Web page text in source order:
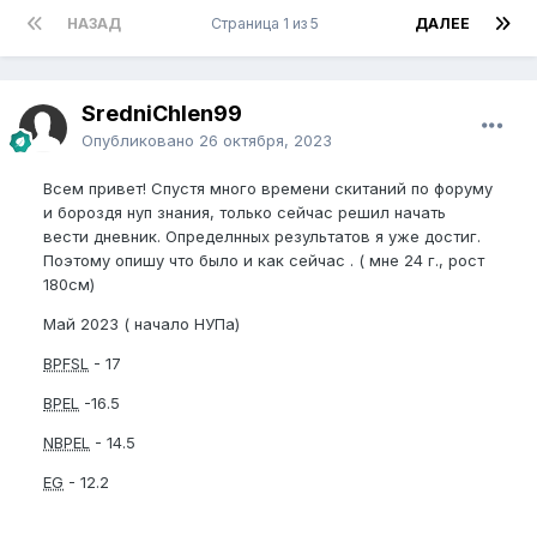
НАЗАД ДАЛЕЕ
Страница 1 из 5
SredniChlen99
Опубликовано 26 октября, 2023
Всем привет! Спустя много времени скитаний по форуму
и бороздя нуп знания, только сейчас решил начать
вести дневник. Определнных результатов я уже достиг.
Поэтому опишу что было и как сейчас . ( мне 24 г., рост
180см)
Май 2023 ( начало НУПа)
BPFSL - 17
BPEL -16.5
NBPEL - 14.5
EG - 12.2